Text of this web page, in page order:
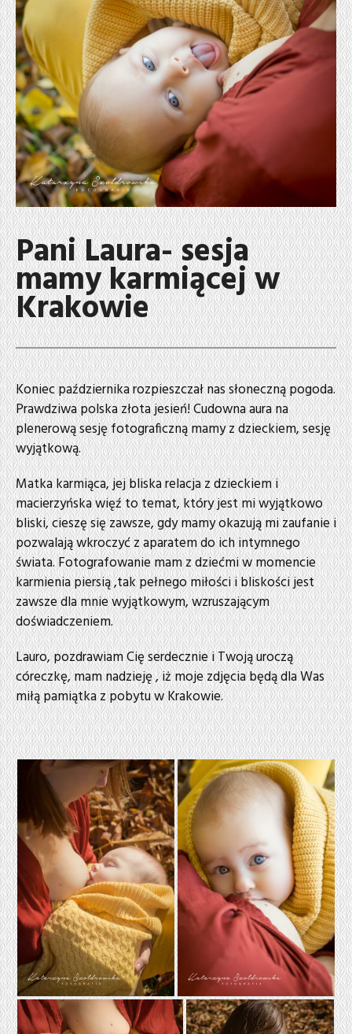
Pani Laura- sesja
mamy karmiącej w
Krakowie
Koniec października rozpieszczał nas słoneczną pogoda.
Prawdziwa polska złota jesień! Cudowna aura na
plenerową sesję fotograficzną mamy z dzieckiem, sesję
wyjątkową.
Matka karmiąca, jej bliska relacja z dzieckiem i
macierzyńska więź to temat, który jest mi wyjątkowo
bliski, cieszę się zawsze, gdy mamy okazują mi zaufanie i
pozwalają wkroczyć z aparatem do ich intymnego
świata. Fotografowanie mam z dziećmi w momencie
karmienia piersią ,tak pełnego miłości i bliskości jest
zawsze dla mnie wyjątkowym, wzruszającym
doświadczeniem.
Lauro, pozdrawiam Cię serdecznie i Twoją uroczą
córeczkę, mam nadzieję , iż moje zdjęcia będą dla Was
miłą pamiątka z pobytu w Krakowie.